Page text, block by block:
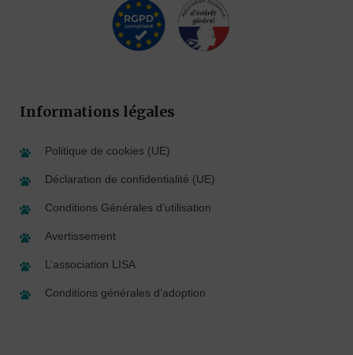
Informations légales
Politique de cookies (UE)
Déclaration de confidentialité (UE)
Conditions Générales d’utilisation
Avertissement
L’association LISA
Conditions générales d’adoption